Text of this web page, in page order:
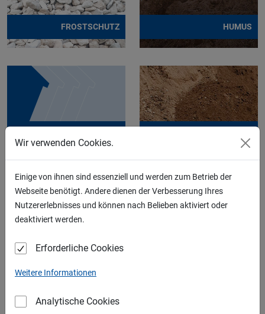
FROSTSCHUTZ HUMUS
Wir verwenden Cookies.
Einige von ihnen sind essenziell und werden zum Betrieb der
Webseite benötigt. Andere dienen der Verbesserung Ihres
Nutzererlebnisses und können nach Belieben aktiviert oder
deaktiviert werden.
Erforderliche Cookies
Weitere Informationen
Analytische Cookies